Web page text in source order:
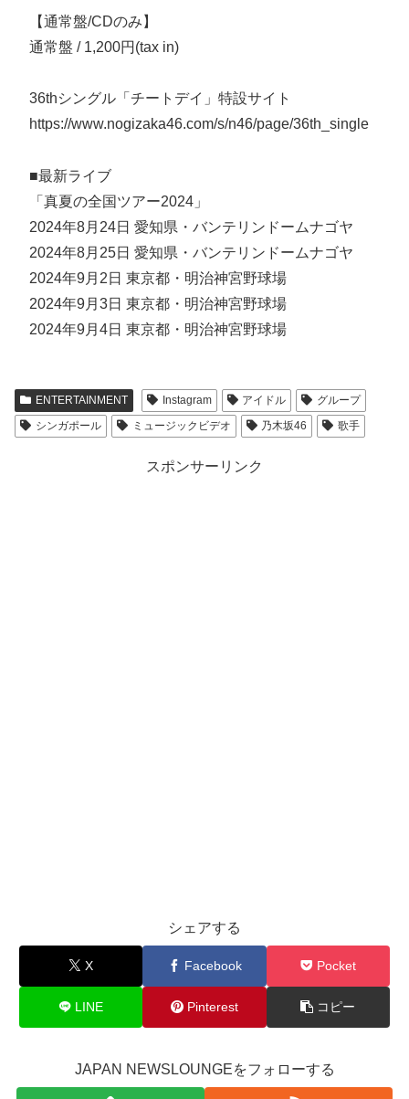
【通常盤/CDのみ】
通常盤 / 1,200円(tax in)
36thシングル「チートデイ」特設サイト
https://www.nogizaka46.com/s/n46/page/36th_single
■最新ライブ
「真夏の全国ツアー2024」
2024年8月24日 愛知県・バンテリンドームナゴヤ
2024年8月25日 愛知県・バンテリンドームナゴヤ
2024年9月2日 東京都・明治神宮野球場
2024年9月3日 東京都・明治神宮野球場
2024年9月4日 東京都・明治神宮野球場
ENTERTAINMENT Instagram アイドル
グループ
シンガポール
ミュージックビデオ 乃木坂46 歌手
スポンサーリンク
シェアする
X Facebook Pocket
LINE Pinterest コピー
JAPAN NEWSLOUNGEをフォローする